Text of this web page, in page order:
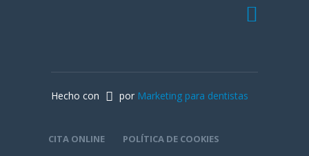
Hecho con por Marketing para dentistas
CITA ONLINE POLÍTICA DE COOKIES